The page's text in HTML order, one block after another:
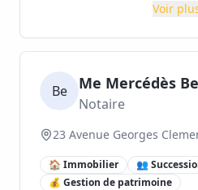
Voir
Be Me Mercédès
Notaire
23 Avenue Georges
🏠 Immobilier 👥
💰 Gestion de patrimoine